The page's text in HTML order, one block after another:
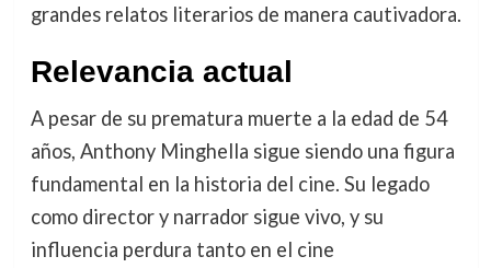
grandes relatos literarios de manera cautivadora.
Relevancia actual
A pesar de su prematura muerte a la edad de 54
años, Anthony Minghella sigue siendo una figura
fundamental en la historia del cine. Su legado
como director y narrador sigue vivo, y su
influencia perdura tanto en el cine